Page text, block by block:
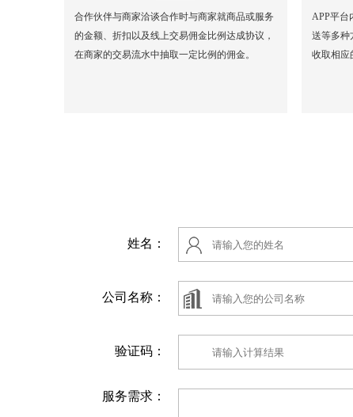
合作伙伴与商家洽谈合作时与商家就商品或服务
的金额、折扣以及线上交易佣金比例达成协议，
在商家的交易流水中抽取一定比例的佣金。
APP平台
送等多种
收取相应
姓名：
公司名称：
验证码：
服务需求：